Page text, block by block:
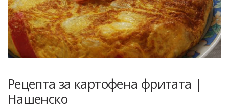
Рецепта за картофена фритата |
Нашенско